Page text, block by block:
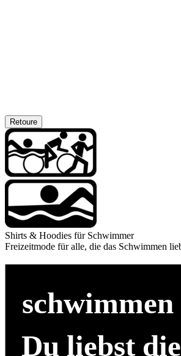
Retoure
Shirts & Hoodies für Schwimmer
Freizeitmode für alle, die das Schwimmen